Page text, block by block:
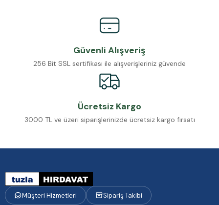
Güvenli Alışveriş
256 Bit SSL sertifikası ile alışverişleriniz güvende
Ücretsiz Kargo
3000 TL ve üzeri siparişlerinizde ücretsiz kargo fırsatı
Müşteri Hizmetleri Sipariş Takibi